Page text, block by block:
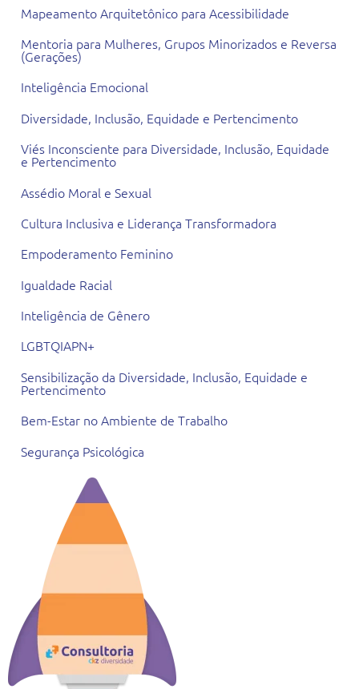
Mapeamento Arquitetônico para Acessibilidade
Mentoria para Mulheres, Grupos Minorizados e Reversa
(Gerações)
Inteligência Emocional
Diversidade, Inclusão, Equidade e Pertencimento
Viés Inconsciente para Diversidade, Inclusão, Equidade
e Pertencimento
Assédio Moral e Sexual
Cultura Inclusiva e Liderança Transformadora
Empoderamento Feminino
Igualdade Racial
Inteligência de Gênero
LGBTQIAPN+
Sensibilização da Diversidade, Inclusão, Equidade e
Pertencimento
Bem-Estar no Ambiente de Trabalho
Segurança Psicológica